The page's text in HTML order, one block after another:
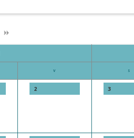
V S
2 3